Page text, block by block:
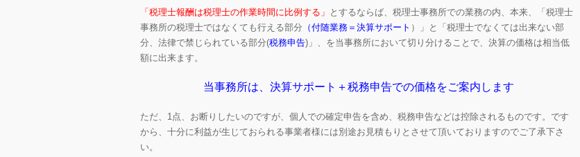
「税理士報酬は税理士の作業時間に比例する」 とするならば、税理士事務所での業務の内、本来、「税理士
事務所の税理士ではなくても行える部分 （付随業務＝決算サポート ）」と「税理士でなくては出来ない部
分、法律で禁じられている部分(税務申告)」、を当事務所において切り分けることで、決算の価格は相当低
額に出来ます。
当事務所は、決算サポート＋税務申告での価格をご案内します
ただ、1点、お断りしたいのですが、個人での確定申告を含め、税務申告などは控除されるものです。です
から、十分に利益が生じておられる事業者様には別途お見積もりとさせて頂いておりますのでご了承下さ
い。